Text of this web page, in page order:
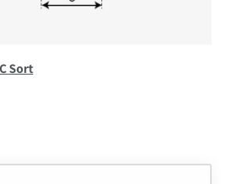
Sort